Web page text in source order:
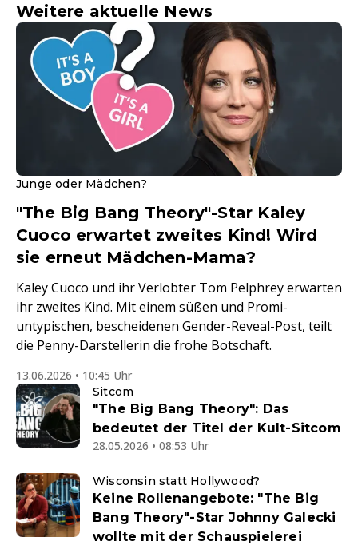
Weitere aktuelle News
Junge oder Mädchen?
"The Big Bang Theory"-Star Kaley
Cuoco erwartet zweites Kind! Wird
sie erneut Mädchen-Mama?
Kaley Cuoco und ihr Verlobter Tom Pelphrey erwarten
ihr zweites Kind. Mit einem süßen und Promi-
untypischen, bescheidenen Gender-Reveal-Post, teilt
die Penny-Darstellerin die frohe Botschaft.
13.06.2026 • 10:45 Uhr
Sitcom
"The Big Bang Theory": Das
bedeutet der Titel der Kult-Sitcom
28.05.2026 • 08:53 Uhr
Wisconsin statt Hollywood?
Keine Rollenangebote: "The Big
Bang Theory"-Star Johnny Galecki
wollte mit der Schauspielerei